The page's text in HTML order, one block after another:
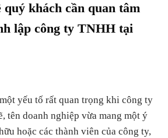
quý khách cần quan tâm
lập công ty TNHH tại
yếu tố rất quan trọng khi công ty
tên doanh nghiệp vừa mang một ý
hoặc các thành viên của công ty,